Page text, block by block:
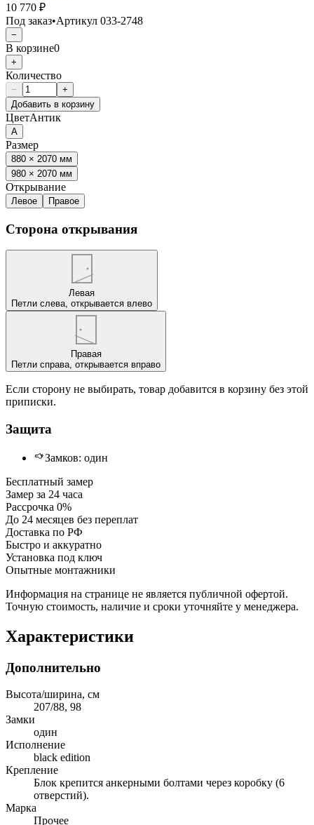
10 770 ₽
Под заказ•Артикул 033-2748
−
В корзине0
+
Количество
−
+
Добавить в корзину
ЦветАнтик
А
Размер
880 × 2070 мм
980 × 2070 мм
Открывание
Левое Правое
Сторона открывания
Левая
Петли слева, открывается влево
Правая
Петли справа, открывается вправо
Если сторону не выбирать, товар добавится в корзину без этой
приписки.
Защита
Замков: один
Бесплатный замер
Замер за 24 часа
Рассрочка 0%
До 24 месяцев без переплат
Доставка по РФ
Быстро и аккуратно
Установка под ключ
Опытные монтажники
Информация на странице не является публичной офертой.
Точную стоимость, наличие и сроки уточняйте у менеджера.
Характеристики
Дополнительно
Высота/ширина, см
207/88, 98
Замки
один
Исполнение
black edition
Крепление
Блок крепится анкерными болтами через коробку (6
отверстий).
Марка
Прочее